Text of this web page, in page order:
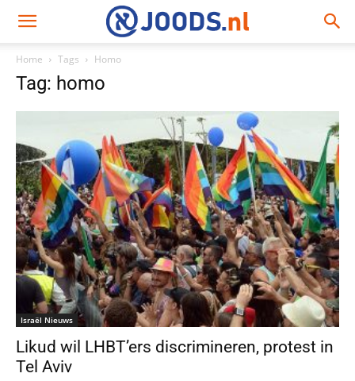
Home Tags Homo
Tag: homo
Israël Nieuws
Likud wil LHBT’ers discrimineren, protest in
Tel Aviv